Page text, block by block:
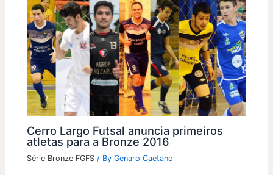
Cerro Largo Futsal anuncia primeiros
atletas para a Bronze 2016
Série Bronze FGFS / ByGenaro Caetano